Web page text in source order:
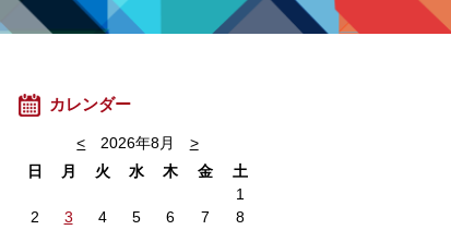
カレンダー
< 2026年8月
>
日
月 火 水 木 金
土
1
2
3 4 5 6 7
8